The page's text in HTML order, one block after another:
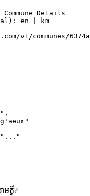
Details
en | km
v1/communes/
,
"..."
គ្គី?